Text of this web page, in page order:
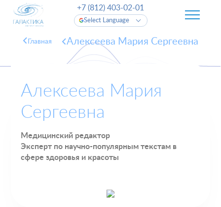
Select Language
+7 (812) 403-02-01
Главная Алексеева Мария Сергеевна
Алексеева Мария
Сергеевна
Медицинский редактор
Эксперт по научно-популярным текстам в
сфере здоровья и красоты